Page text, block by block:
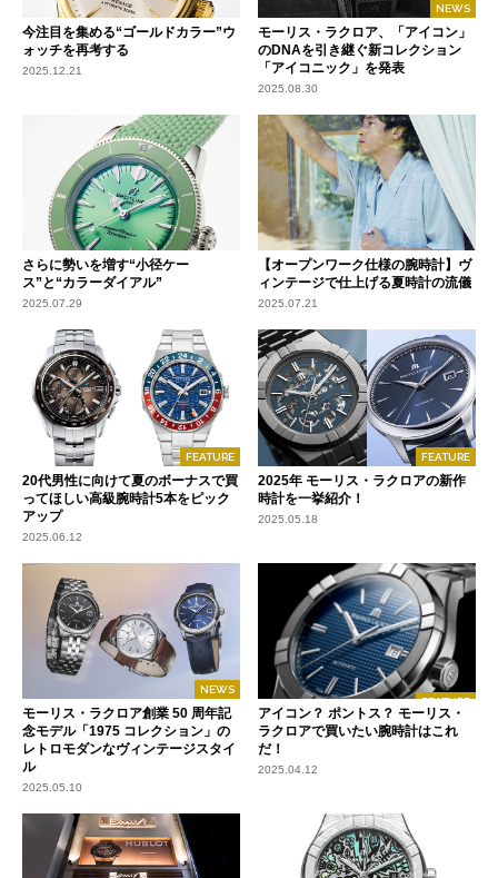
今注目を集める“ゴールドカラー”ウ
ォッチを再考する
2025.12.21
NEWS
モーリス・ラクロア、「アイコン」
のDNAを引き継ぐ新コレクション
「アイコニック」を発表
2025.08.30
さらに勢いを増す“小径ケー
ス”と“カラーダイアル”
2025.07.29
【オープンワーク仕様の腕時計】ヴ
ィンテージで仕上げる夏時計の流儀
2025.07.21
FEATURE
20代男性に向けて夏のボーナスで買
ってほしい高級腕時計5本をピック
アップ
2025.06.12
FEATURE
2025年 モーリス・ラクロアの新作
時計を一挙紹介！
2025.05.18
NEWS
モーリス・ラクロア創業 50 周年記
念モデル「1975 コレクション」の
レトロモダンなヴィンテージスタイ
ル
2025.05.10
FEATURE
アイコン？ ポントス？ モーリス・
ラクロアで買いたい腕時計はこれ
だ！
2025.04.12